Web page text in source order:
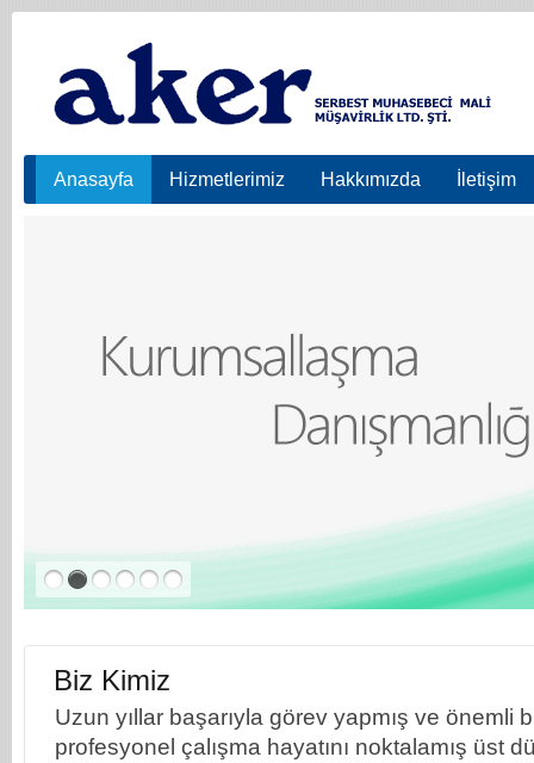
Anasayfa Hizmetlerimiz Hakkımızda İletişim
Biz Kimiz
Uzun yıllar başarıyla görev yapmış ve önemli
profesyonel çalışma hayatını noktalamış üst